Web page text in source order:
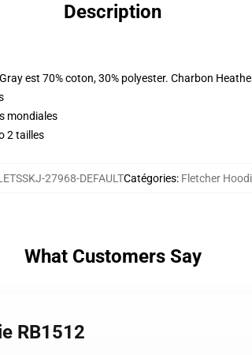
Description
est 70% coton, 30% polyester. Charbon
mondiales
2 tailles
27968-DEFAULTCatégories: Fletcher
What Customers Say
RB1512